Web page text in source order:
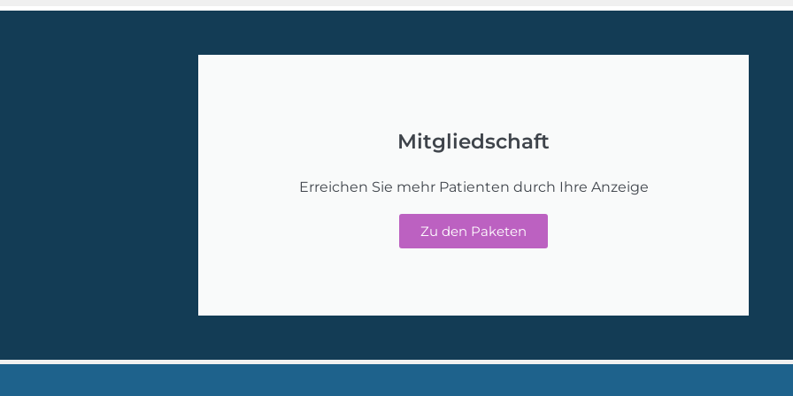
Mitgliedschaft
Erreichen Sie mehr Patienten durch Ihre Anzeige
Zu den Paketen